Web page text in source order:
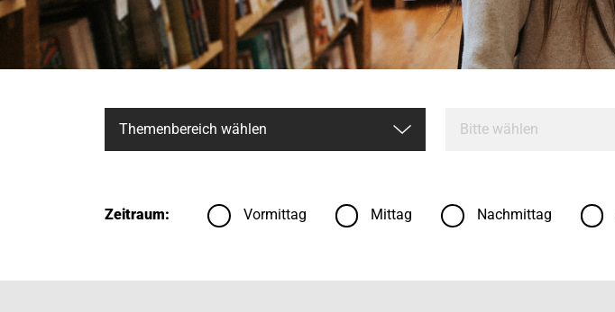
Zeitraum: Vormittag Mittag Nachmittag